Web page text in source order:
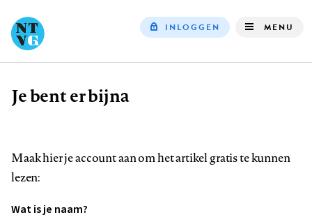
INLOGGEN MENU
Kruimelpad
Je bent er bijna
Maak hier je account aan om het artikel gratis te kunnen
lezen:
Wat is je naam?